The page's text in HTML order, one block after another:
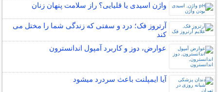
واژن اسیدی یا قلیایی؟ راز سلامت پنهان زنان
آرتروز فک؛ درد و سفتی که زندگی شما را مختل می
کند
عوارض، دوز و کاربرد آمپول اندانسترون
آیا ایمپلنت باعث سردرد میشود